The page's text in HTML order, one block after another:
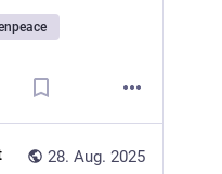
28. Aug. 2025